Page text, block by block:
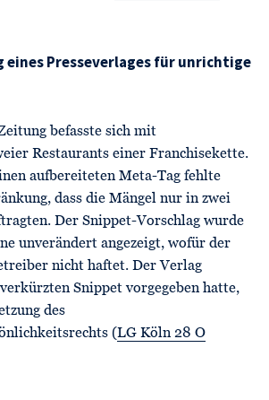
eines Presseverlages für unrichtige
befasste sich mit
Restaurants einer Franchisekette.
aufbereiteten Meta-Tag fehlte
dass die Mängel nur in zwei
Der Snippet-Vorschlag wurde
unverändert angezeigt, wofür der
nicht haftet. Der Verlag
Snippet vorgegeben hatte,
des
(LG Köln 28 O